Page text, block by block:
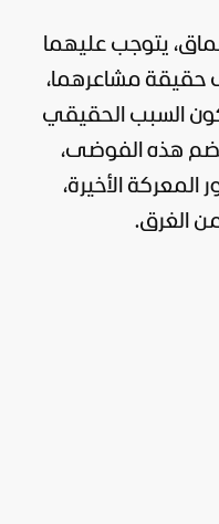
يتوجب عليهما
حقيقة مشاعرهما،
السبب الحقيقي
هذه الفوضى،
الأخيرة،
الغرق.